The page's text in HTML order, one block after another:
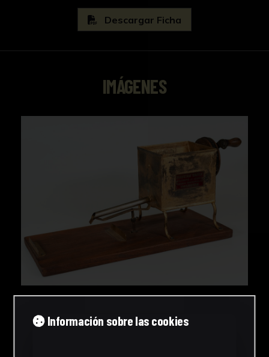
Descargar Ficha
IMÁGENES
Información sobre las cookies